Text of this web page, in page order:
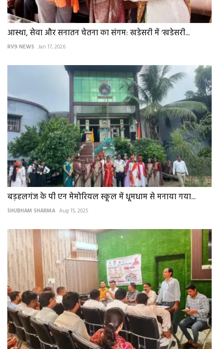
आस्था, सेवा और सनातन चेतना का संगम: खडेसरी में ‘खडेसरी...
RV9 NEWS Jan 17, 2026
बड़हलगंज के पी एन मेमोरियल स्कूल में धूमधाम से मनाया गया...
SHUBHAM SHARMA Aug 15, 2025